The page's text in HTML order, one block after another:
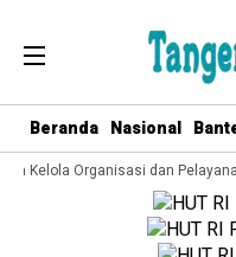
Beranda Nasional
Kelola Organisasi dan